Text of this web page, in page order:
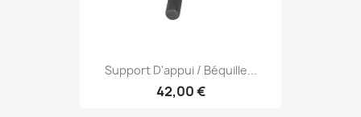
Support D'appui / Béquille...
42,00 €